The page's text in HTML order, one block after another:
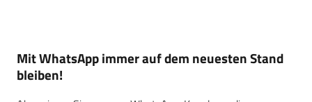
Mit WhatsApp immer auf dem neuesten Stand
bleiben!